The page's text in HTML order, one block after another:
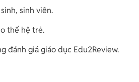
sinh viên.
thế hệ trẻ.
đánh giá giáo dục Edu2Review.